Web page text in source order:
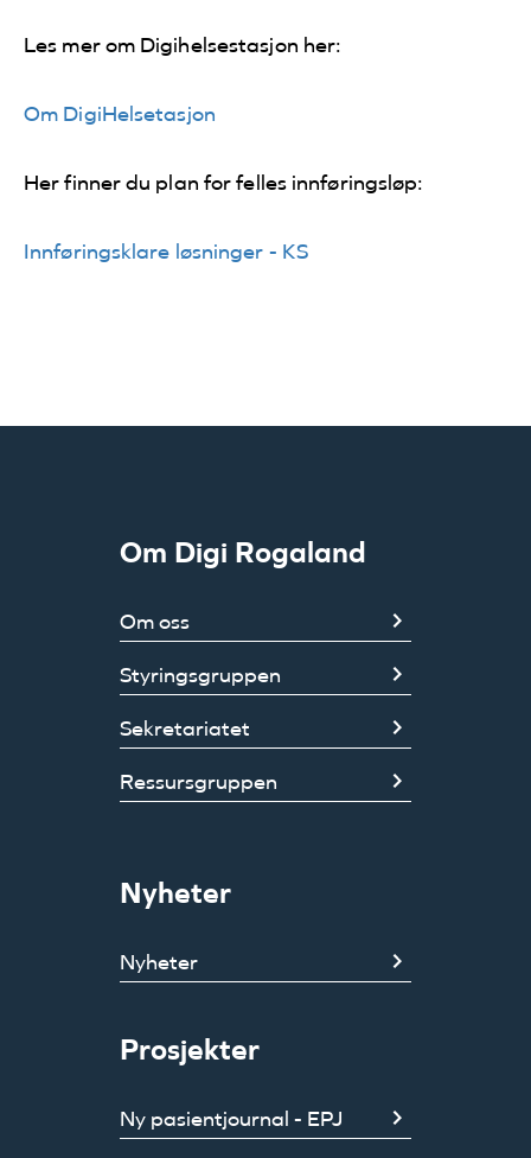
Les mer om Digihelsestasjon her:
Om DigiHelsetasjon
Her finner du plan for felles innføringsløp:
Innføringsklare løsninger - KS
Om Digi Rogaland
Om oss
Styringsgruppen
Sekretariatet
Ressursgruppen
Nyheter
Nyheter
Prosjekter
Ny pasientjournal - EPJ